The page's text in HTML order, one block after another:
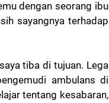
dengan seorang ibu
sayangnya terhadap
tiba di tujuan. Lega
ambulans di
tentang kesabaran,